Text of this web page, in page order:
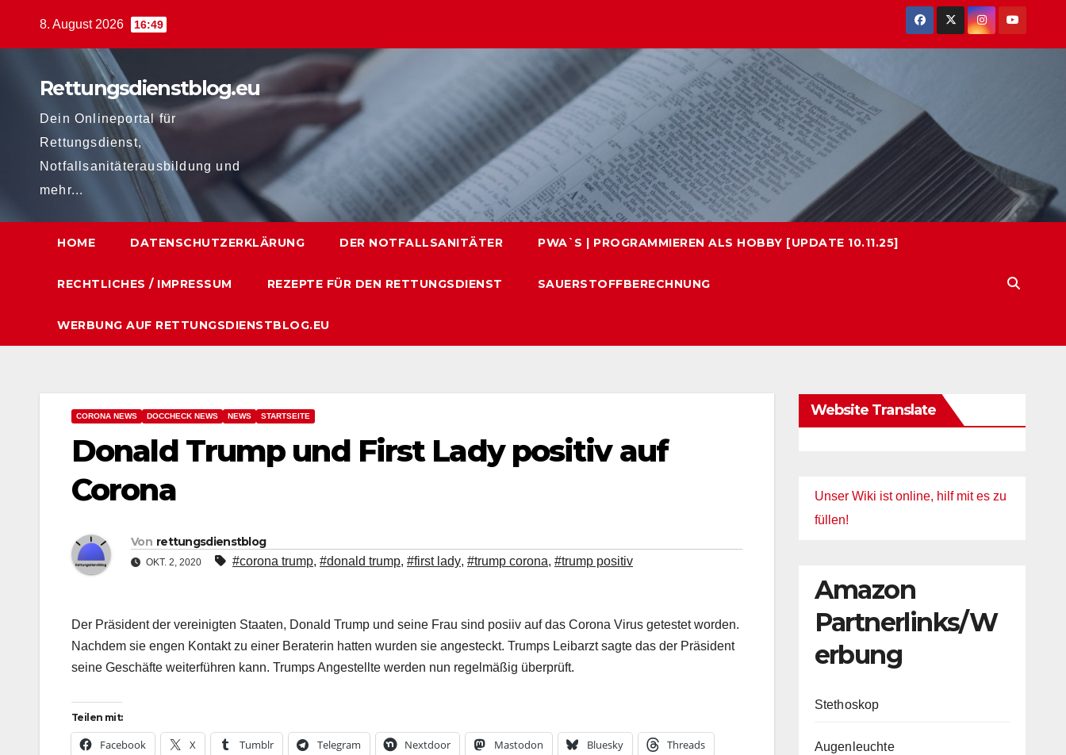
8. August 2026 16:49
Rettungsdienstblog.eu
Dein Onlineportal für
Rettungsdienst,
Notfallsanitäterausbildung und
mehr...
HOME DATENSCHUTZERKLÄRUNG DER NOTFALLSANITÄTER PWA`S | PROGRAMMIEREN ALS HOBBY [UPDATE 10.11.25]
RECHTLICHES / IMPRESSUM REZEPTE FÜR DEN RETTUNGSDIENST SAUERSTOFFBERECHNUNG
WERBUNG AUF RETTUNGSDIENSTBLOG.EU
CORONA NEWS DOCCHECK NEWS NEWS STARTSEITE
Donald Trump und First Lady positiv auf
Corona
Von rettungsdienstblog
OKT. 2, 2020 #corona trump, #donald trump, #first lady, #trump corona, #trump positiv
Der Präsident der vereinigten Staaten, Donald Trump und seine Frau sind posiiv auf das Corona Virus getestet worden.
Nachdem sie engen Kontakt zu einer Beraterin hatten wurden sie angesteckt. Trumps Leibarzt sagte das der Präsident
seine Geschäfte weiterführen kann. Trumps Angestellte werden nun regelmäßig überprüft.
Teilen mit:
Facebook X Tumblr Telegram Nextdoor Mastodon Bluesky Threads
Website Translate
Unser Wiki ist online, hilf mit es zu
füllen!
Amazon
Partnerlinks/W
erbung
Stethoskop
Augenleuchte